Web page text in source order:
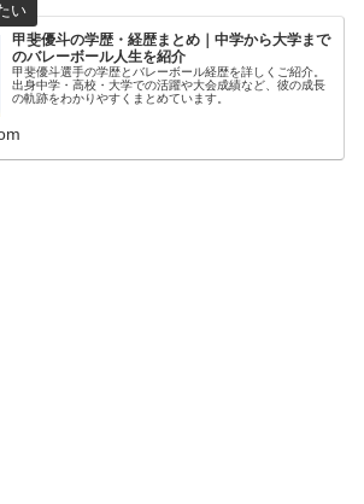
甲斐優斗の学歴・経歴まとめ｜中学から大学まで
のバレーボール人生を紹介
甲斐優斗選手の学歴とバレーボール経歴を詳しくご紹介。
出身中学・高校・大学での活躍や大会成績など、彼の成長
の軌跡をわかりやすくまとめています。